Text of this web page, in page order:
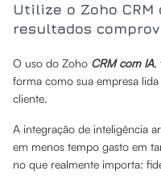
Utilize o Zoho CRM
resultados
O uso do Zoho CRM com IA,
forma como sua empresa
cliente.
A integração de inteligência
em menos tempo gasto em
no que realmente importa: